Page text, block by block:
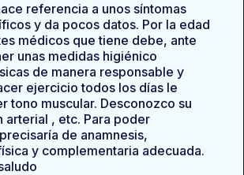
referencia a unos síntomas
y da pocos datos. Por la edad
médicos que tiene debe, ante
unas medidas higiénico
de manera responsable y
ejercicio todos los días le
tono muscular. Desconozco su
arterial , etc. Para poder
de anamnesis,
y complementaria adecuada.